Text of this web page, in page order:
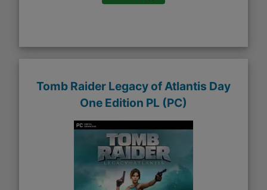
Tomb Raider Legacy of Atlantis Day
One Edition PL (PC)